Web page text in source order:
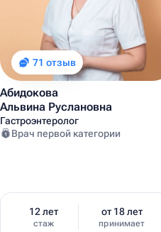
71 отзыв
Абидокова
Альвина Руслановна
Гастроэнтеролог
Врач первой категории
12 лет
стаж
от 18 лет
принимает